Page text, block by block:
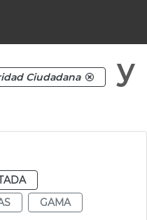
Ciudadana
y
GAMA